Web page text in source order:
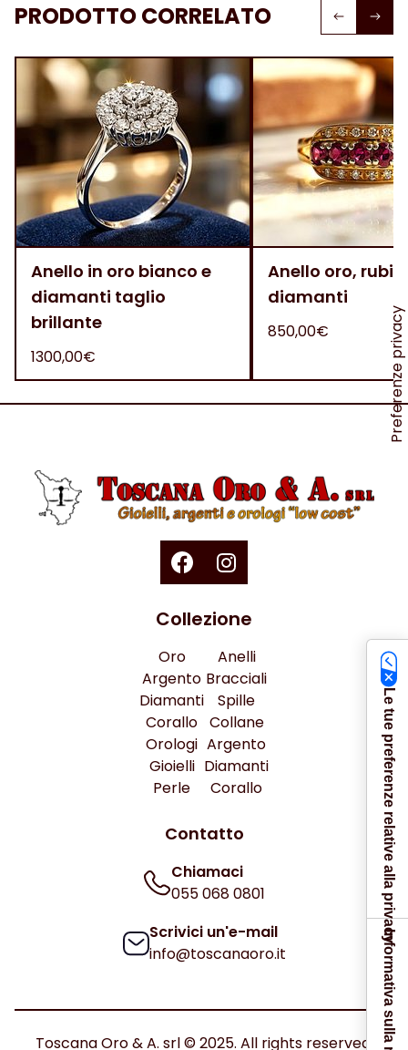
PRODOTTO CORRELATO
Anello in oro bianco e
diamanti taglio
brillante
1300,00€
Anello oro,
diamanti
850,00€
Collezione
Oro
Argento
Diamanti
Corallo
Orologi
Gioielli
Perle
Anelli
Bracciali
Spille
Collane
Argento
Diamanti
Corallo
Contatto
Chiamaci
055 068 0801
Scrivici un'e-mail
info@toscanaoro.it
Toscana Oro & A. srl © 2025. All rights reserved.
Le tue preferenze relative alla privacy
Informativa sulla raccolta